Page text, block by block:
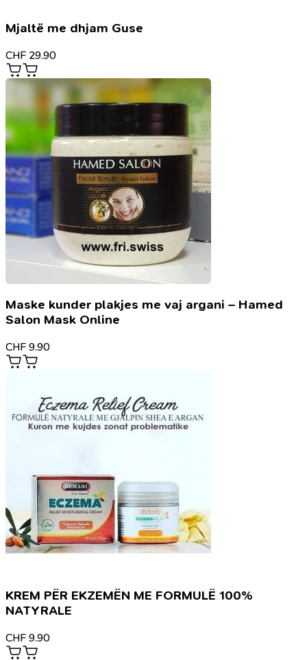
Mjaltë me dhjam Guse
CHF 29.90
Maske kunder plakjes me vaj argani – Hamed
Salon Mask Online
CHF 9.90
KREM PËR EKZEMËN ME FORMULË 100%
NATYRALE
CHF 9.90